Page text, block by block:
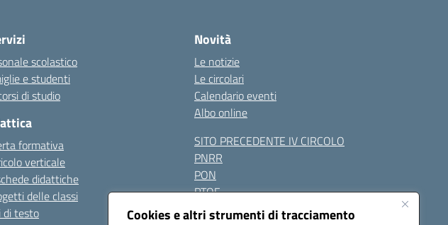
Cookies e altri strumenti di tracciamento
scolastico
e studenti
di studio
formativa
verticale
didattiche
delle classi
di testo
Novità
Le notizie
Le circolari
Calendario eventi
Albo online
SITO PRECEDENTE IV CIRCOLO
PNRR
PON
PTOF
Contatti